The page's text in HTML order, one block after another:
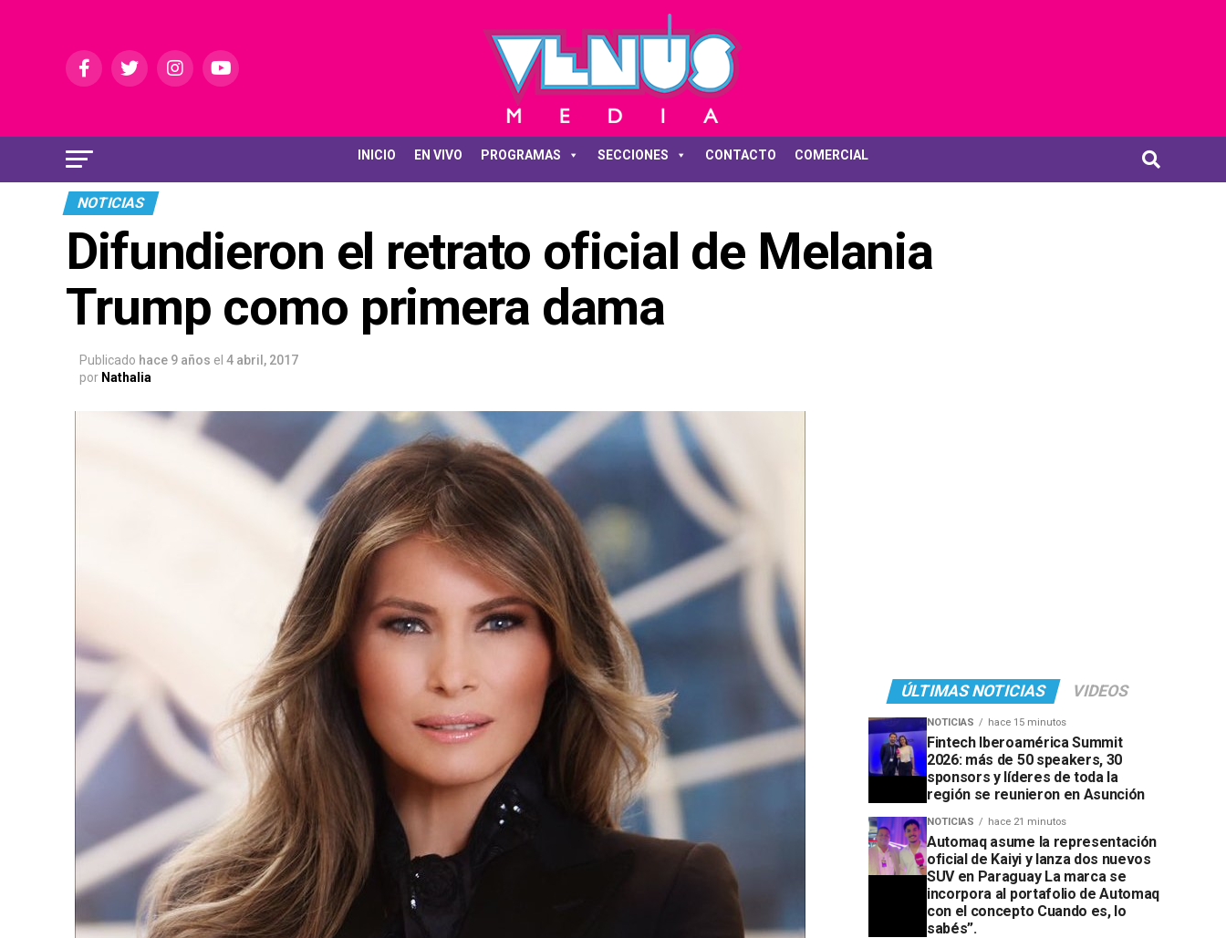
INICIO EN VIVO PROGRAMAS SECCIONES CONTACTO COMERCIAL
NOTICIAS
Difundieron el retrato oficial de Melania
Trump como primera dama
Publicado hace 9 años el 4 abril, 2017
por Nathalia
ÚLTIMAS NOTICIAS VIDEOS
NOTICIAS hace 15 minutos
Fintech Iberoamérica Summit
2026: más de 50 speakers, 30
sponsors y líderes de toda la
región se reunieron en Asunción
NOTICIAS hace 21 minutos
Automaq asume la representación
oficial de Kaiyi y lanza dos nuevos
SUV en Paraguay La marca se
incorpora al portafolio de Automaq
con el concepto Cuando es, lo
sabés”.